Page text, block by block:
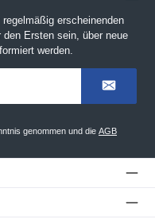
erscheinenden
Ersten sein, über neue
werden.
genommen und die AGB